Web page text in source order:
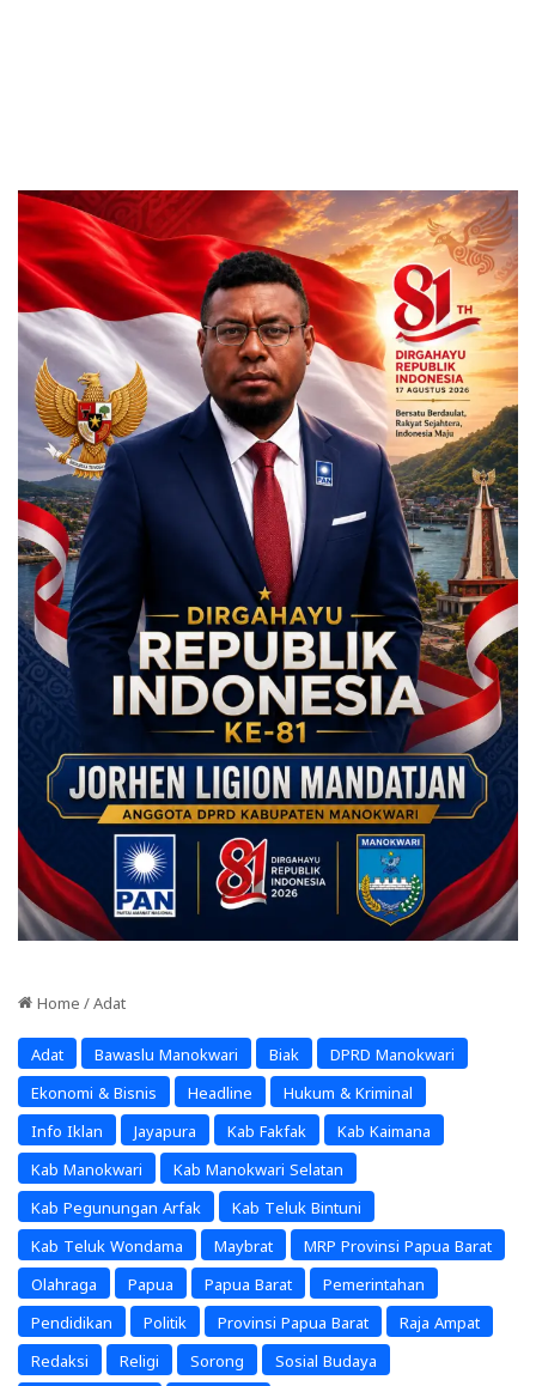
Home / Adat
Adat Bawaslu Manokwari Biak DPRD Manokwari
Ekonomi & Bisnis Headline Hukum & Kriminal
Info Iklan Jayapura Kab Fakfak Kab Kaimana
Kab Manokwari Kab Manokwari Selatan
Kab Pegunungan Arfak Kab Teluk Bintuni
Kab Teluk Wondama Maybrat MRP Provinsi Papua Barat
Olahraga Papua Papua Barat Pemerintahan
Pendidikan Politik Provinsi Papua Barat Raja Ampat
Redaksi Religi Sorong Sosial Budaya